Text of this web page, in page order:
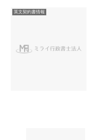
英文契約書情報